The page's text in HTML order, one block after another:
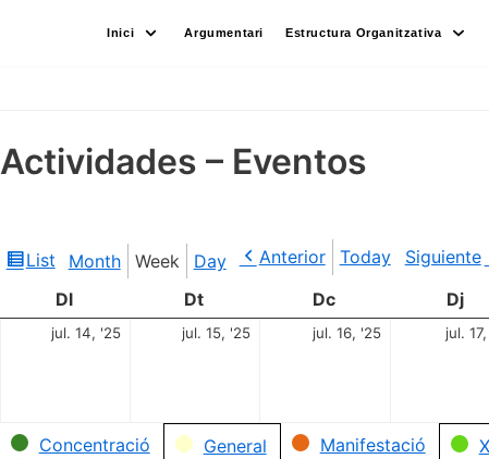
Inici Argumentari Estructura Organitzativa
Actividades – Eventos
View
List Month Week Day Anterior Today
Siguiente
Dl
Dt Dc Dj
jul. 14, '25 jul. 15, '25 jul. 16, '25 jul.
Categories
Concentració General Manifestació